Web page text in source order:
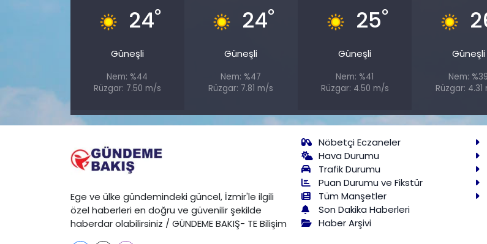
24°
Güneşli
Nem: %44
Rüzgar: 7.50 m/s
24°
Güneşli
Nem: %47
Rüzgar: 7.81 m/s
25°
Güneşli
Nem: %41
Rüzgar: 4.50 m/s
Güneşli
Nem: %39
Rüzgar: 4.31
Ege ve ülke gündemindeki güncel, İzmir'le ilgili
özel haberleri en doğru ve güvenilir şekilde
haberdar olabilirsiniz / GÜNDEME BAKIŞ- TE Bilişim
Nöbetçi Eczaneler
Hava Durumu
Trafik Durumu
Puan Durumu ve Fikstür
Tüm Manşetler
Son Dakika Haberleri
Haber Arşivi